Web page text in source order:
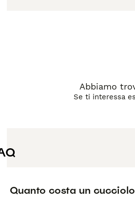
Abbiamo
Se ti interessa
Quanto costa un